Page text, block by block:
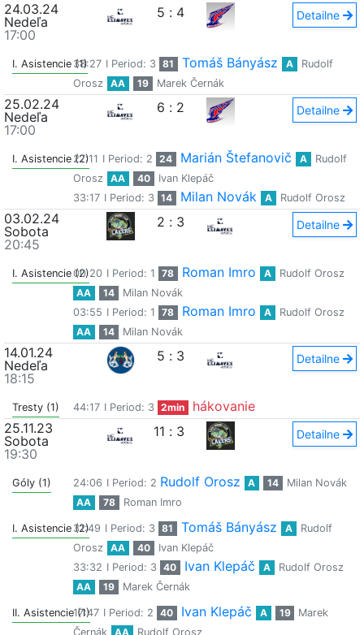
24.03.24
Nedeľa
17:00
5 : 4 Detailne
I. Asistencie (1)38:27 I Period: 3 81 Tomáš Bányász A
Rudolf
Orosz
AA 19 Marek Černák
25.02.24
Nedeľa
17:00
6 : 2 Detailne
I. Asistencie (2)
27:11 I Period: 2 24 Marián Štefanovič A
Rudolf
Orosz
AA 40
Ivan Klepáč
33:17 I Period: 3 14 Milan Novák A Rudolf Orosz
03.02.24
Sobota
20:45
2 : 3 Detailne
I. Asistencie (2)00:20 I Period: 1 78 Roman Imro A
Rudolf Orosz
AA
14
Milan Novák
03:55 I Period: 1 78 Roman Imro A
Rudolf Orosz
AA
14 Milan Novák
14.01.24
Nedeľa
18:15
5 : 3 Detailne
Tresty (1) 44:17 I Period: 3 2min
hákovanie
25.11.23
Sobota
19:30
11 : 3 Detailne
Góly (1) 24:06 I Period: 2 Rudolf Orosz A 14
Milan Novák
AA
78 Roman Imro
I. Asistencie (2)
31:49 I Period: 3 81 Tomáš Bányász A
Rudolf
Orosz
AA 40
Ivan Klepáč
33:32 I Period: 3 40 Ivan Klepáč A
Rudolf Orosz
AA
19 Marek Černák
II. Asistencie (1)
17:47 I Period: 2 40 Ivan Klepáč A 19
Marek
Černák
AA Rudolf Orosz